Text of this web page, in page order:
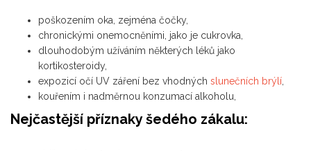
poškozením oka, zejména čočky,
chronickými onemocněními, jako je cukrovka,
dlouhodobým užíváním některých léků jako
kortikosteroidy,
expozicí očí UV záření bez vhodných slunečních brýlí
kouřením i nadměrnou konzumací alkoholu,
Nejčastější příznaky šedého zákalu: